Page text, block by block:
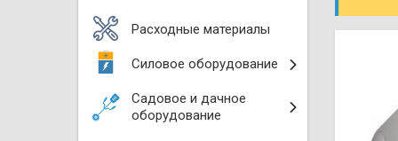
Расходные материалы
Силовое оборудование
Садовое и дачное
оборудование
VRF
Компрессорно-
Электрокамины
Бензотриммеры
Газонокосилки